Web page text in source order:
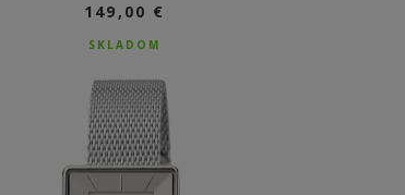
149,00 €
SKLADOM